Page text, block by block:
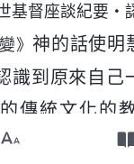
基督座談紀要・
》 神的話使明
識到原來自己
傳統文化的
「養兒防老」